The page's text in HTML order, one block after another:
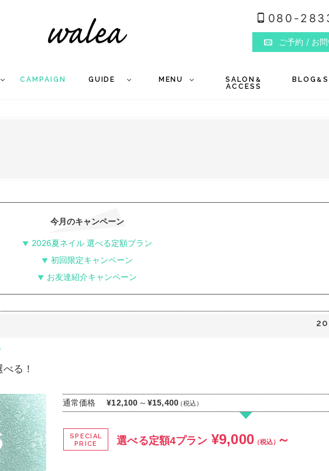
080-
ご予約 / お
CAMPAIGN GUIDE MENU SALON &
ACCESS
BLOG &
今月のキャンペーン
2026夏ネイル 選べる定額プラン
初回限定キャンペーン
お友達紹介キャンペーン
る！
通常価格 ¥12,100 ～ ¥15,400（税込）
SPECIAL
PRICE
選べる定額4プラン ¥9,000（税込）～